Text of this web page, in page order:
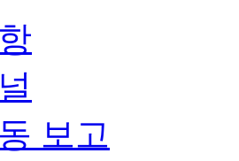
보고